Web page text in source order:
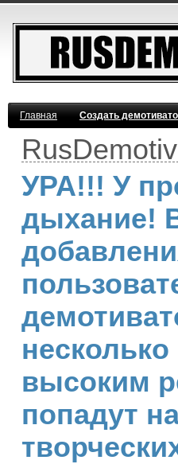
Главная Создать
УРА!!! У
дыхание!
высоким
попадут